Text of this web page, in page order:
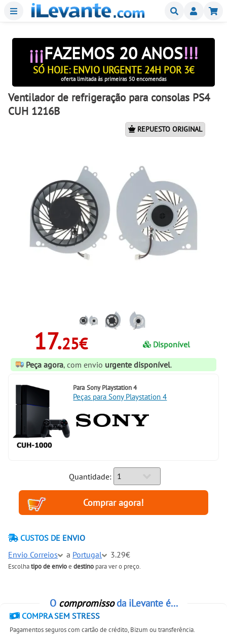
Menu Buscar
¡¡¡FAZEMOS 20 ANOS!!!
SÓ HOJE: ENVIO URGENTE 24H POR 3€
oferta limitada às primeiras 50 encomendas
Ventilador de refrigeração para consolas PS4
CUH 1216B
REPUESTO ORIGINAL
17.25€
Disponível
Peça agora, com envio urgente disponível.
Para Sony Playstation 4
Peças para Sony Playstation 4
Quantidade:
CUSTOS DE ENVIO
Envio Correios
a Portugal 3.29€
Escolhatipo de envioe destino para ver o preço.
O compromissoda iLevante é...
COMPRA SEM STRESS
Pagamentos seguros com cartão de crédito, Bizum ou transferência.